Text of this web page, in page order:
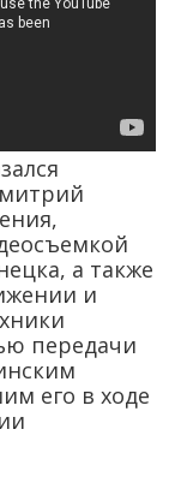
а также
и
передачи
его в ходе